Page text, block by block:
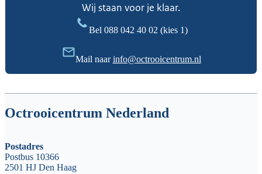
Wij staan voor je klaar.
Bel 088 042 40 02 (kies 1)
Mail naarinfo@octrooicentrum.nl
Octrooicentrum Nederland
Postadres
Postbus 10366
2501 HJ Den Haag